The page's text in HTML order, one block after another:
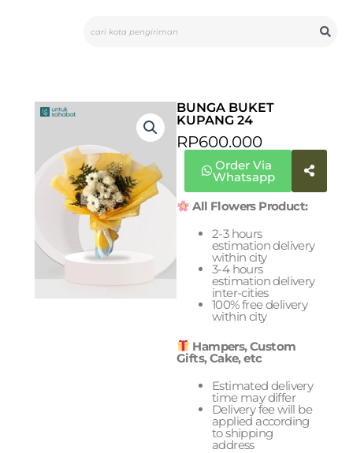
BUNGA BUKET
KUPANG 24
RP600.000
Order Via
Whatsapp
All Flowers Product:
2-3 hours
estimation delivery
within city
3-4 hours
estimation delivery
inter-cities
100% free delivery
within city
Hampers, Custom
Gifts, Cake, etc
Estimated delivery
time may differ
Delivery fee will be
applied according
to shipping
address